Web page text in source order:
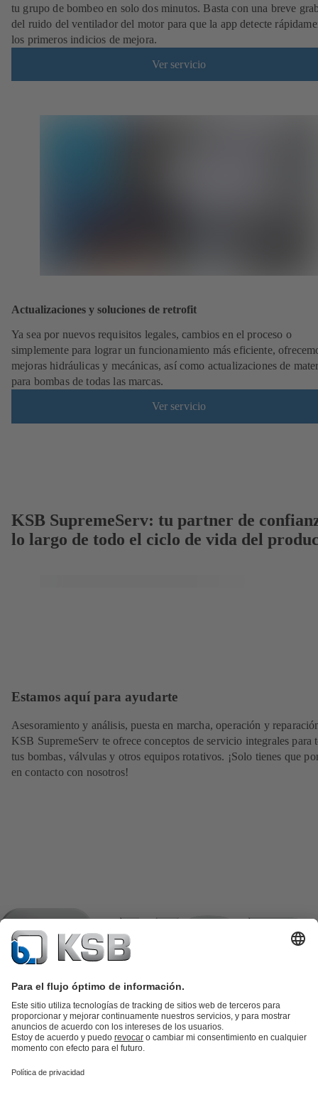
tu grupo de bombeo en solo dos minutos. Basta con una breve
del ruido del ventilador del motor para que la app detecte
los primeros indicios de mejora.
Ver servicio
Actualizaciones y soluciones de retrofit
Ya sea por nuevos requisitos legales, cambios en el proceso o
simplemente para lograr un funcionamiento más eficiente,
mejoras hidráulicas y mecánicas, así como actualizaciones de
para bombas de todas las marcas.
Ver servicio
KSB SupremeServ: tu partner de
lo largo de todo el ciclo de vida del
Estamos aquí para ayudarte
Asesoramiento y análisis, puesta en marcha, operación y
KSB SupremeServ te ofrece conceptos de servicio integrales para
tus bombas, válvulas y otros equipos rotativos. ¡Solo tienes que
en contacto con nosotros!
Catálogo de productos
SupremeServKSB SupremeServ: Premium service for pumps and